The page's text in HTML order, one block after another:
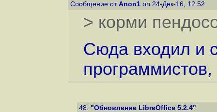
Сообщение от Anon1 on 24-Дек-16, 12:52
> корми
Сюда входил и
программистов,
48. "Обновление LibreOffice 5.2.4"